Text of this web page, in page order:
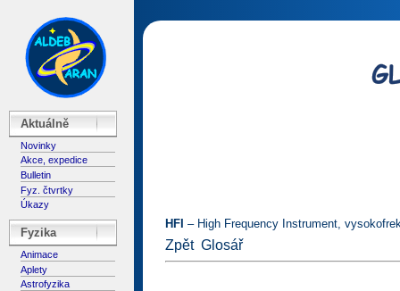
Aktuálně
Novinky
Akce, expedice
Bulletin
Fyz. čtvrtky
Úkazy
Fyzika
Animace
Aplety
Astrofyzika
HFI – High Frequency Instrument,
Zpět Glosář